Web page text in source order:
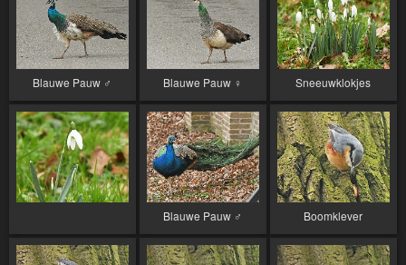
Blauwe Pauw ♂︎ Blauwe Pauw ♀︎ Sneeuwklokjes
Blauwe Pauw ♂︎ Boomklever